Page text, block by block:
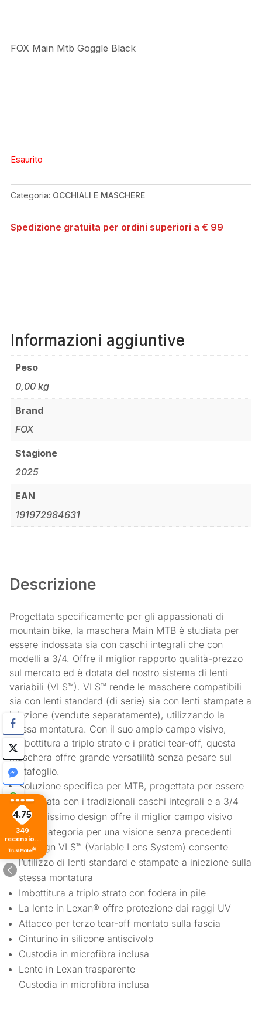
FOX Main Mtb Goggle Black
Esaurito
Categoria: OCCHIALI E MASCHERE
Spedizione gratuita per ordini superiori a € 99
Informazioni aggiuntive
Peso
0,00 kg
Brand
FOX
Stagione
2025
EAN
191972984631
Descrizione
Progettata specificamente per gli appassionati di
mountain bike, la maschera Main MTB è studiata per
essere indossata sia con caschi integrali che con
modelli a 3/4. Offre il miglior rapporto qualità-prezzo
sul mercato ed è dotata del nostro sistema di lenti
variabili (VLS™). VLS™ rende le maschere compatibili
sia con lenti standard (di serie) sia con lenti stampate a
iniezione (vendute separatamente), utilizzando la
stessa montatura. Con il suo ampio campo visivo,
l’imbottitura a triplo strato e i pratici tear-off, questa
maschera offre grande versatilità senza pesare sul
portafoglio.
Soluzione specifica per MTB, progettata per essere
indossata con i tradizionali caschi integrali e a 3/4
Il nuovissimo design offre il miglior campo visivo
della categoria per una visione senza precedenti
Il design VLS™ (Variable Lens System) consente
l’utilizzo di lenti standard e stampate a iniezione sulla
stessa montatura
Imbottitura a triplo strato con fodera in pile
La lente in Lexan® offre protezione dai raggi UV
Attacco per terzo tear-off montato sulla fascia
Cinturino in silicone antiscivolo
Custodia in microfibra inclusa
Lente in Lexan trasparente
Custodia in microfibra inclusa
4.75
349
recensioni
di tutti i